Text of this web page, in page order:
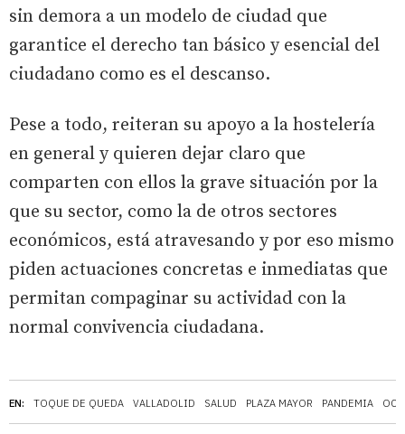
EN: TOQUE DE QUEDA VALLADOLID SALUD PLAZA MAYOR PANDEMIA
sin demora a un modelo de ciudad que
garantice el derecho tan básico y esencial del
ciudadano como es el descanso.
Pese a todo, reiteran su apoyo a la hostelería
en general y quieren dejar claro que
comparten con ellos la grave situación por la
que su sector, como la de otros sectores
económicos, está atravesando y por eso mismo
piden actuaciones concretas e inmediatas que
permitan compaginar su actividad con la
normal convivencia ciudadana.